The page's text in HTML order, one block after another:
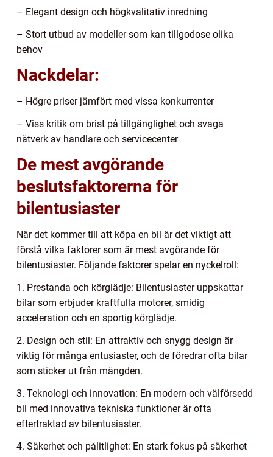
– Elegant design och högkvalitativ inredning
– Stort utbud av modeller som kan tillgodose olika
behov
Nackdelar:
– Högre priser jämfört med vissa konkurrenter
– Viss kritik om brist på tillgänglighet och svaga
nätverk av handlare och servicecenter
De mest avgörande
beslutsfaktorerna för
bilentusiaster
När det kommer till att köpa en bil är det viktigt att
förstå vilka faktorer som är mest avgörande för
bilentusiaster. Följande faktorer spelar en nyckelroll:
1. Prestanda och körglädje: Bilentusiaster uppskattar
bilar som erbjuder kraftfulla motorer, smidig
acceleration och en sportig körglädje.
2. Design och stil: En attraktiv och snygg design är
viktig för många entusiaster, och de föredrar ofta bilar
som sticker ut från mängden.
3. Teknologi och innovation: En modern och välförsedd
bil med innovativa tekniska funktioner är ofta
eftertraktad av bilentusiaster.
4. Säkerhet och pålitlighet: En stark fokus på säkerhet